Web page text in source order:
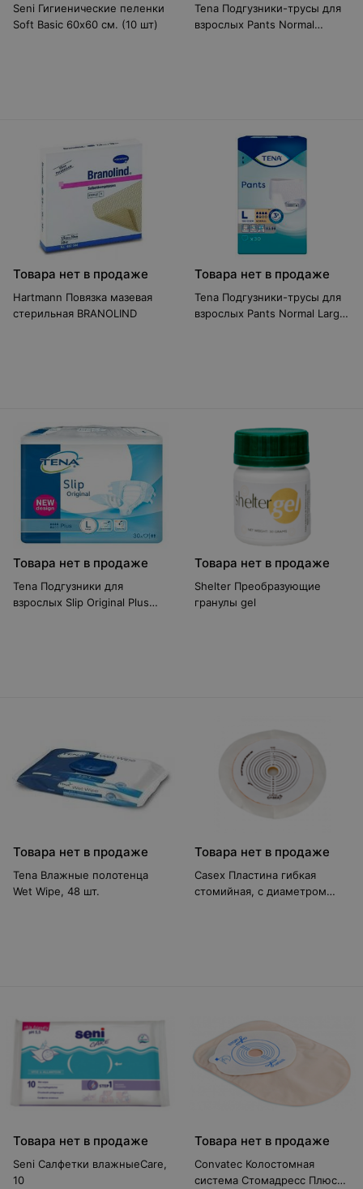
Seni Гигиенические пеленки
Soft Basic 60х60 см. (10 шт)
Tena Подгузники-трусы для
взрослых Pants Normal
Товара нет в продаже
Hartmann Повязка мазевая
стерильная BRANOLIND
Товара нет в продаже
Tena Подгузники-трусы для
взрослых Pants Normal Large
Товара нет в продаже
Tena Подгузники для
взрослых Slip Original Plus
Товара нет в продаже
Shelter Преобразующие
гранулы gel
Товара нет в продаже
Tena Влажные полотенца
Wet Wipe, 48 шт.
Товара нет в продаже
Casex Пластина гибкая
стомийная, с диаметром
Товара нет в продаже
Seni Салфетки влажныеCare,
10
Товара нет в продаже
Convatec Колостомная
система Стомадресс Плюс